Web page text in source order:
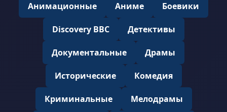
Анимационные Аниме Боевики
Discovery BBC Детективы
Документальные Драмы
Исторические Комедия
Криминальные Мелодрамы